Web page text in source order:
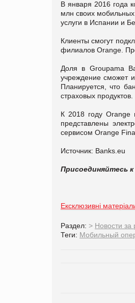
В января 2016 года
млн своих
услуги в Испании и
Клиенты смогут
филиалов Orange.
Доля в Groupama
учреждение сможет
Планируется, что
страховых продуктов.
К 2018 году Orange
представлены
сервисом Orange
Источник: Banks.eu
Присоединяйтесь
Ексклюзивні
Раздел: > Новости за
Теги: Мобильный